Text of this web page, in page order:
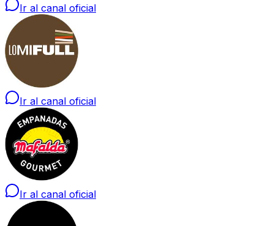
Ir al canal oficial
Ir al canal oficial
Ir al canal oficial